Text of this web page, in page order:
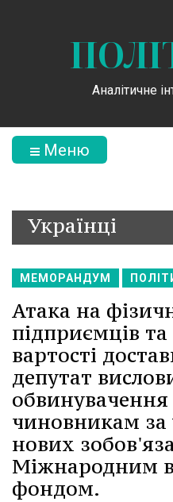
Аналітичне
Меню
Українці
МЕМОРАНДУМ
Атака на
підприємців
вартості
депутат
чиновникам за
нових
Міжнародним
фондом.